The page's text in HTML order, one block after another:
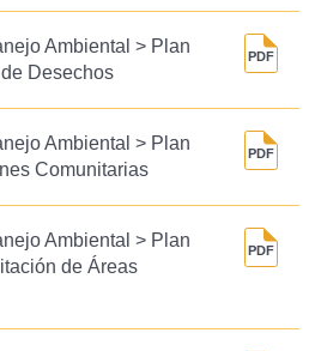
Ambiental > Plan
Desechos
Ambiental > Plan
Comunitarias
Ambiental > Plan
de Áreas